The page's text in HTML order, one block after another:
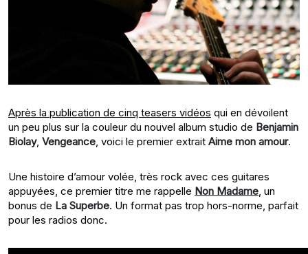
Après la publication de cinq teasers vidéos qui en dévoilent
un peu plus sur la couleur du nouvel album studio de Benjamin
Biolay, Vengeance, voici le premier extrait Aime mon amour.
Une histoire d’amour volée, très rock avec ces guitares
appuyées, ce premier titre me rappelle Non Madame, un
bonus de La Superbe. Un format pas trop hors-norme, parfait
pour les radios donc.